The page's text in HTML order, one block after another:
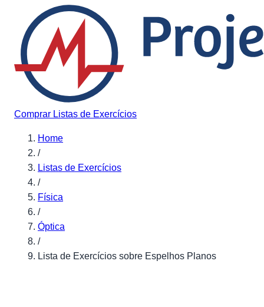
Pular para o conteúdo
Comprar Listas de Exercícios
Home
/
Listas de Exercícios
/
Física
/
Óptica
/
Lista de Exercícios sobre Espelhos Planos